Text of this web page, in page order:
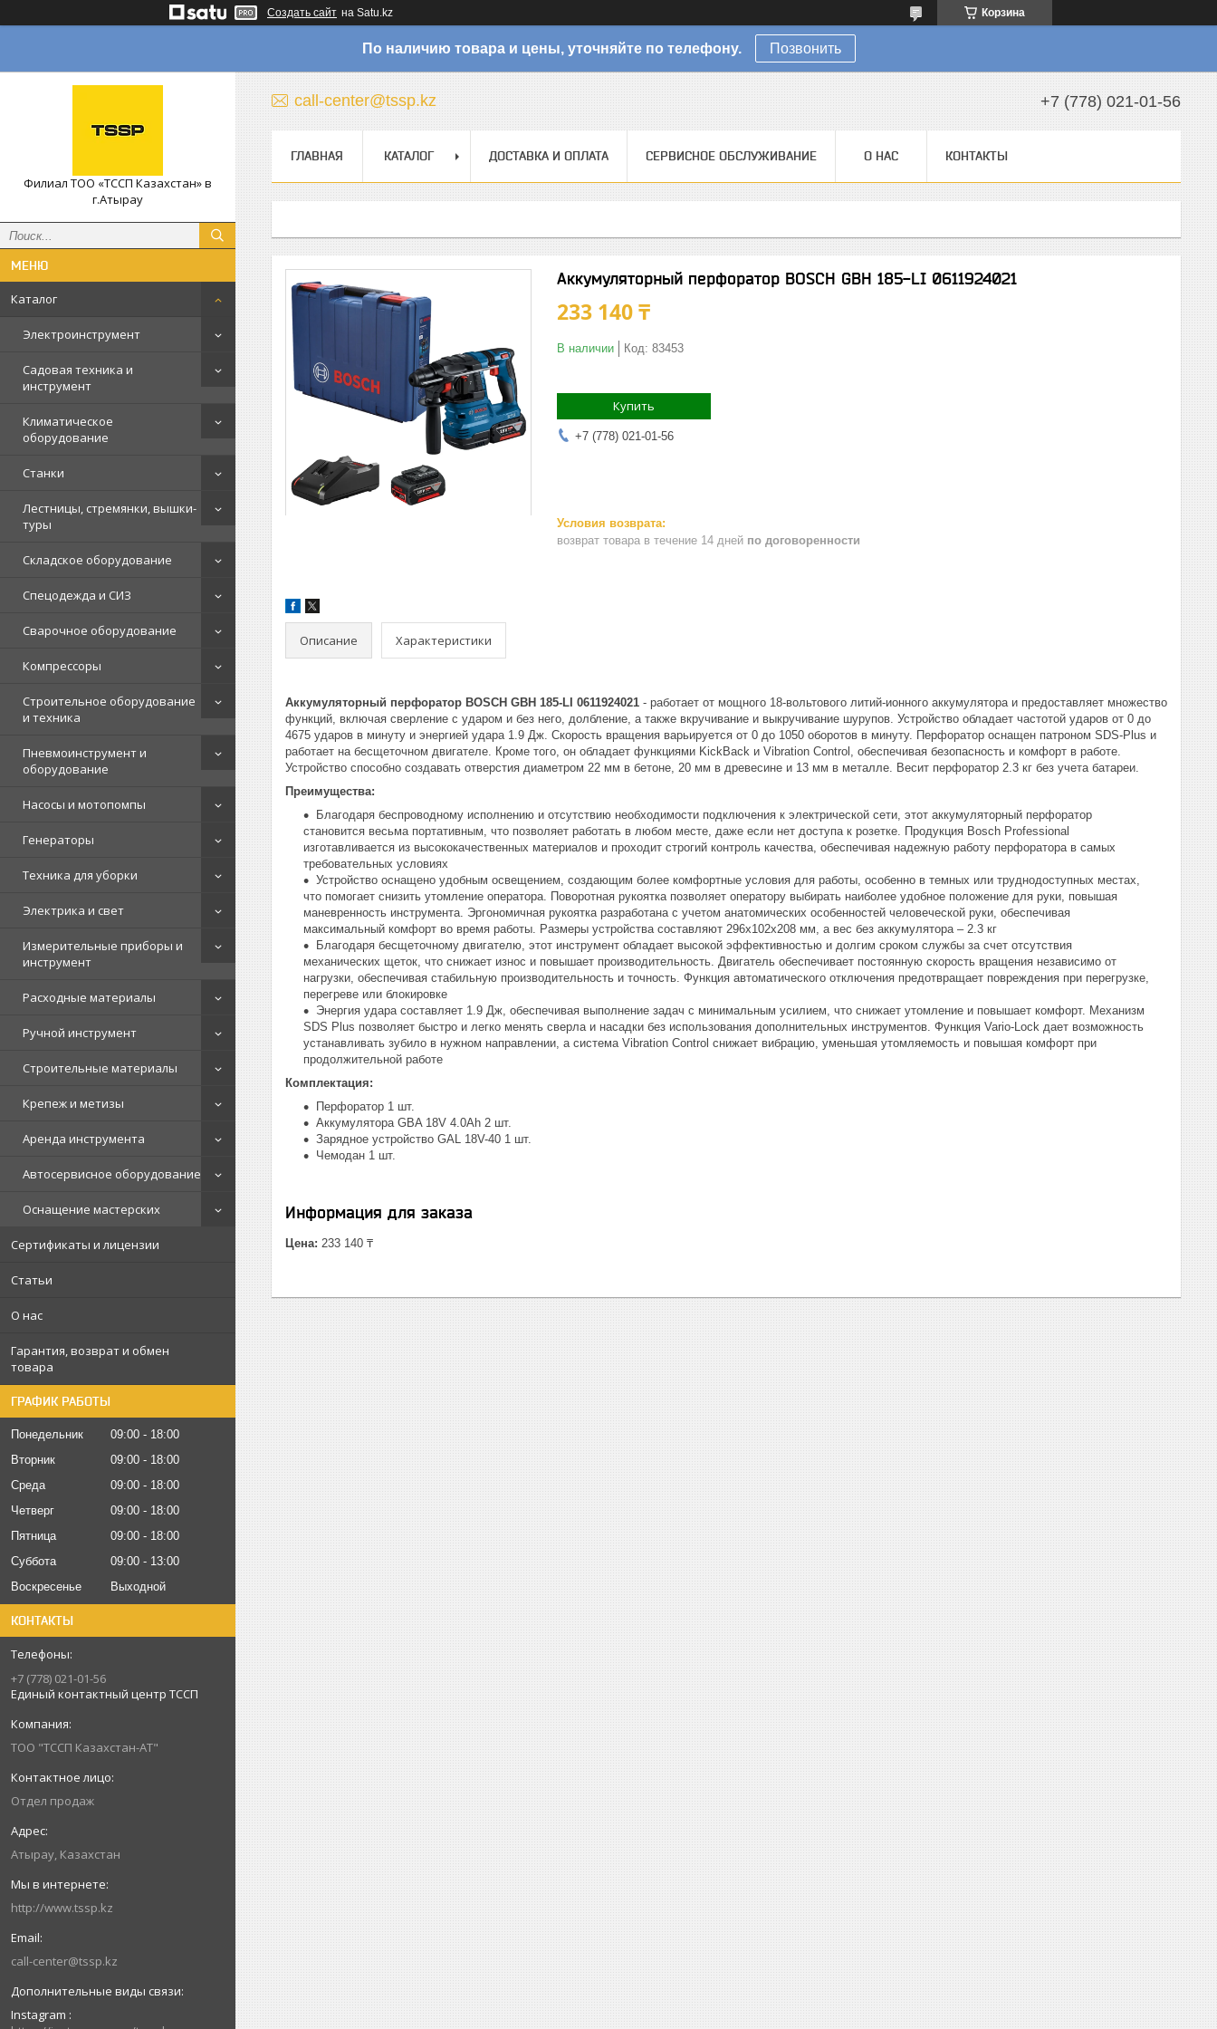
Создать сайт на Satu.kz Корзина
По наличию товара и цены, уточняйте по телефону. Позвонить
Филиал ТОО «ТССП Казахстан» в
г.Атырау
Каталог
Электроинструмент
Садовая техника и
инструмент
Климатическое
оборудование
Станки
Лестницы, стремянки, вышки-
туры
Складское оборудование
Спецодежда и СИЗ
Сварочное оборудование
Компрессоры
Строительное оборудование
и техника
Пневмоинструмент и
оборудование
Насосы и мотопомпы
Генераторы
Техника для уборки
Электрика и свет
Измерительные приборы и
инструмент
Расходные материалы
Ручной инструмент
Строительные материалы
Крепеж и метизы
Аренда инструмента
Автосервисное оборудование
Оснащение мастерских
Сертификаты и лицензии
Статьи
О нас
Гарантия, возврат и обмен
товара
ГРАФИК РАБОТЫ
Понедельник 09:00
18:00
Вторник
09:00
18:00
Среда
09:00
18:00
Четверг
09:00
18:00
Пятница
09:00
18:00
Суббота
09:00
13:00
Воскресенье
Выходной
КОНТАКТЫ
+7 (778) 021-01-56
Единый контактный центр ТССП
ТОО "ТССП Казахстан-АТ"
Отдел продаж
Атырау, Казахстан
http://www.tssp.kz
call-center@tssp.kz
Instagram
call-center@tssp.kz +7 (778) 021-01-56
ГЛАВНАЯ КАТАЛОГ ДОСТАВКА И ОПЛАТА СЕРВИСНОЕ ОБСЛУЖИВАНИЕ О НАС КОНТАКТЫ
Аккумуляторный перфоратор BOSCH GBH 185-LI 0611924021
233 140 ₸
В наличии Код: 83453
Купить
+7 (778) 021-01-56
возврат товара в течение 14 дней по договоренности
Описание Характеристики
Аккумуляторный перфоратор BOSCH GBH 185-LI 0611924021 - работает от мощного 18-вольтового литий-ионного аккумулятора и предоставляет множество
функций, включая сверление с ударом и без него, долбление, а также вкручивание и выкручивание шурупов. Устройство обладает частотой ударов от 0 до
4675 ударов в минуту и энергией удара 1.9 Дж. Скорость вращения варьируется от 0 до 1050 оборотов в минуту. Перфоратор оснащен патроном SDS-Plus и
работает на бесщеточном двигателе. Кроме того, он обладает функциями KickBack и Vibration Control, обеспечивая безопасность и комфорт в работе.
Устройство способно создавать отверстия диаметром 22 мм в бетоне, 20 мм в древесине и 13 мм в металле. Весит перфоратор 2.3 кг без учета батареи.
Преимущества:
Благодаря беспроводному исполнению и отсутствию необходимости подключения к электрической сети, этот аккумуляторный перфоратор
становится весьма портативным, что позволяет работать в любом месте, даже если нет доступа к розетке. Продукция Bosch Professional
изготавливается из высококачественных материалов и проходит строгий контроль качества, обеспечивая надежную работу перфоратора в самых
требовательных условиях
Устройство оснащено удобным освещением, создающим более комфортные условия для работы, особенно в темных или труднодоступных местах,
что помогает снизить утомление оператора. Поворотная рукоятка позволяет оператору выбирать наиболее удобное положение для руки, повышая
маневренность инструмента. Эргономичная рукоятка разработана с учетом анатомических особенностей человеческой руки, обеспечивая
максимальный комфорт во время работы. Размеры устройства составляют 296х102х208 мм, а вес без аккумулятора – 2.3 кг
Благодаря бесщеточному двигателю, этот инструмент обладает высокой эффективностью и долгим сроком службы за счет отсутствия
механических щеток, что снижает износ и повышает производительность. Двигатель обеспечивает постоянную скорость вращения независимо от
нагрузки, обеспечивая стабильную производительность и точность. Функция автоматического отключения предотвращает повреждения при перегрузке,
перегреве или блокировке
Энергия удара составляет 1.9 Дж, обеспечивая выполнение задач с минимальным усилием, что снижает утомление и повышает комфорт. Механизм
SDS Plus позволяет быстро и легко менять сверла и насадки без использования дополнительных инструментов. Функция Vario-Lock дает возможность
устанавливать зубило в нужном направлении, а система Vibration Control снижает вибрацию, уменьшая утомляемость и повышая комфорт при
продолжительной работе
Комплектация:
Перфоратор 1 шт.
Аккумулятора GBA 18V 4.0Ah 2 шт.
Зарядное устройство GAL 18V-40 1 шт.
Чемодан 1 шт.
Информация для заказа
Цена: 233 140 ₸